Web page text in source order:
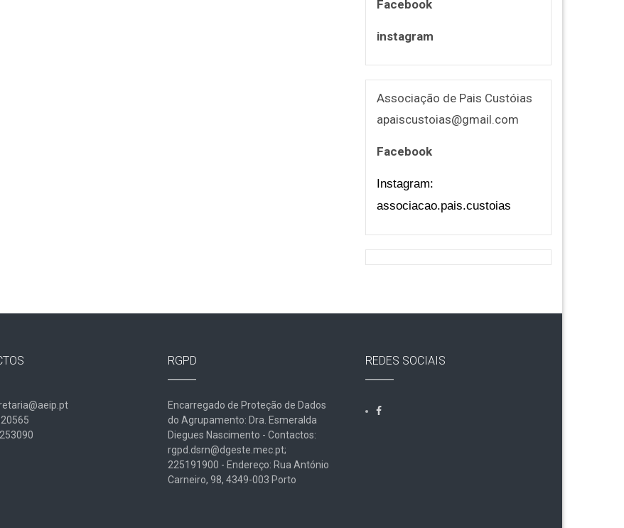
Facebook
instagram
Associação de Pais Custóias
apaiscustoias@gmail.com
Facebook
Instagram:
associacao.pais.custoias
RGPD
Encarregado de Proteção de Dados
do Agrupamento: Dra. Esmeralda
Diegues Nascimento - Contactos:
rgpd.dsrn@dgeste.mec.pt;
225191900 - Endereço: Rua António
Carneiro, 98, 4349-003 Porto
REDES SOCIAIS